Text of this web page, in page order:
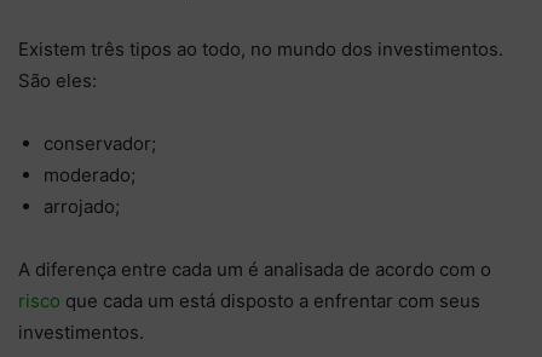
Existem três tipos ao todo, no mundo dos investimentos.
São eles:
conservador;
moderado;
arrojado;
A diferença entre cada um é analisada de acordo com o
risco que cada um está disposto a enfrentar com seus
investimentos.